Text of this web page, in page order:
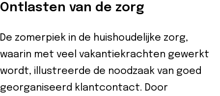
Ontlasten van de zorg
De zomerpiek in de huishoudelijke zorg,
waarin met veel vakantiekrachten gewerkt
wordt, illustreerde de noodzaak van goed
georganiseerd klantcontact. Door